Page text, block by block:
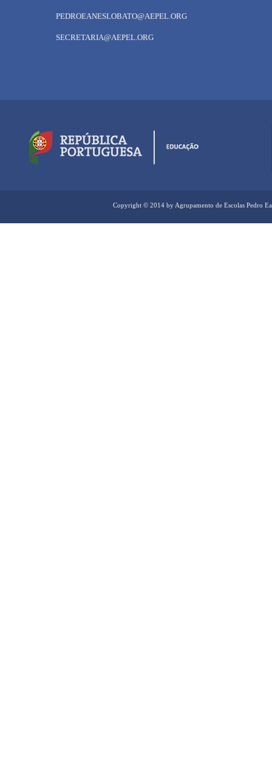
PEDROEANESLOBATO@AEPEL.ORG
SECRETARIA@AEPEL.ORG
Copyright © 2014 by Agrupamento de Escolas Pedro